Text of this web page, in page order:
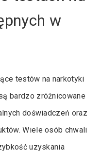
w
testów na narkotyki
bardzo zróżnicowane
doświadczeń oraz
Wiele osób chwali
uzyskania